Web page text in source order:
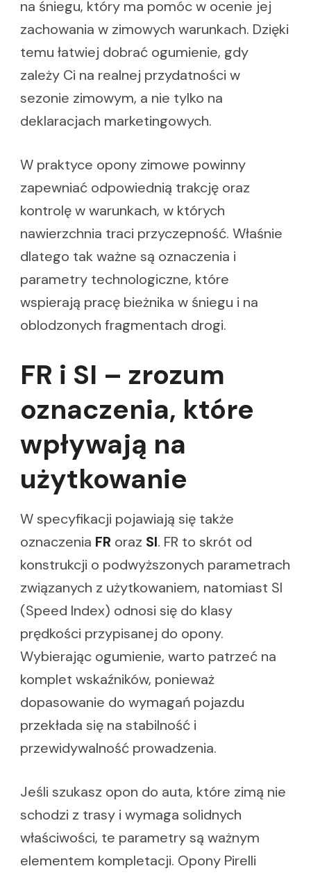
na śniegu, który ma pomóc w ocenie jej
zachowania w zimowych warunkach. Dzięki
temu łatwiej dobrać ogumienie, gdy
zależy Ci na realnej przydatności w
sezonie zimowym, a nie tylko na
deklaracjach marketingowych.
W praktyce opony zimowe powinny
zapewniać odpowiednią trakcję oraz
kontrolę w warunkach, w których
nawierzchnia traci przyczepność. Właśnie
dlatego tak ważne są oznaczenia i
parametry technologiczne, które
wspierają pracę bieżnika w śniegu i na
oblodzonych fragmentach drogi.
FR i SI – zrozum
oznaczenia, które
wpływają na
użytkowanie
W specyfikacji pojawiają się także
oznaczenia FR oraz SI. FR to skrót od
konstrukcji o podwyższonych parametrach
związanych z użytkowaniem, natomiast SI
(Speed Index) odnosi się do klasy
prędkości przypisanej do opony.
Wybierając ogumienie, warto patrzeć na
komplet wskaźników, ponieważ
dopasowanie do wymagań pojazdu
przekłada się na stabilność i
przewidywalność prowadzenia.
Jeśli szukasz opon do auta, które zimą nie
schodzi z trasy i wymaga solidnych
właściwości, te parametry są ważnym
elementem kompletacji. Opony Pirelli